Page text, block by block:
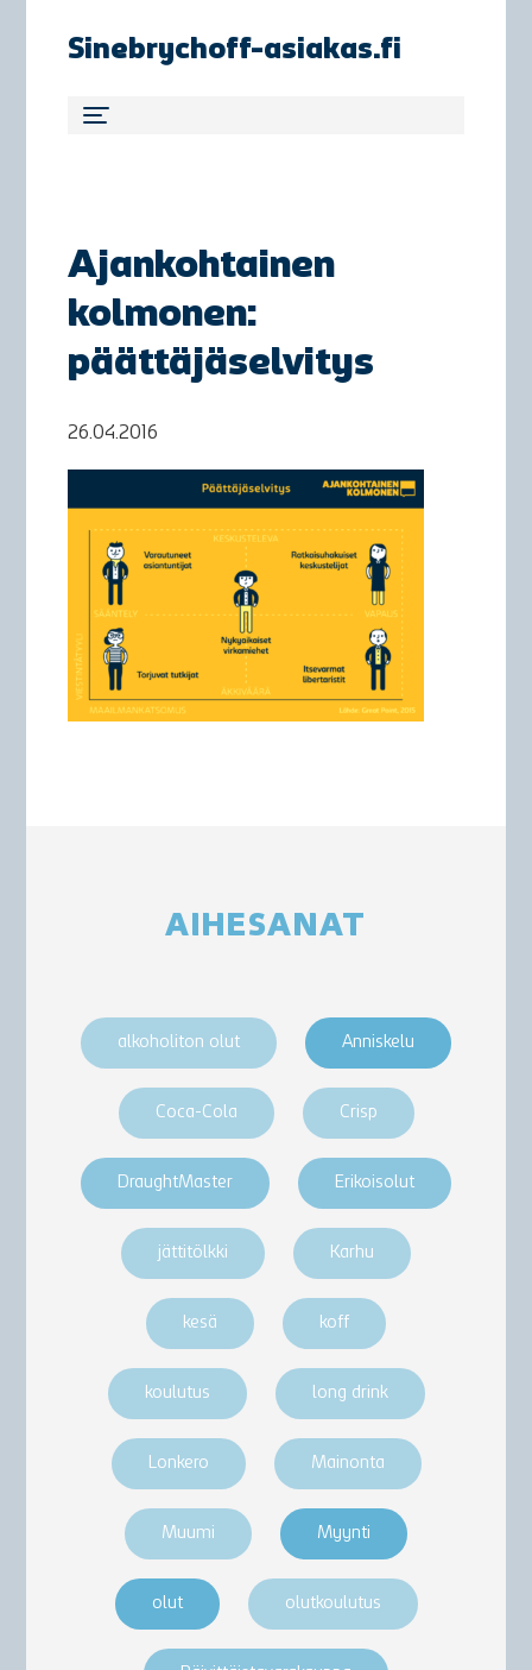
Sinebrychoff-asiakas.fi
Ajankohtainen
kolmonen:
päättäjäselvitys
26.04.2016
AIHESANAT
alkoholiton olut Anniskelu
Coca-Cola Crisp
DraughtMaster Erikoisolut
jättitölkki Karhu
kesä koff
koulutus long drink
Lonkero Mainonta
Muumi Myynti
olut olutkoulutus